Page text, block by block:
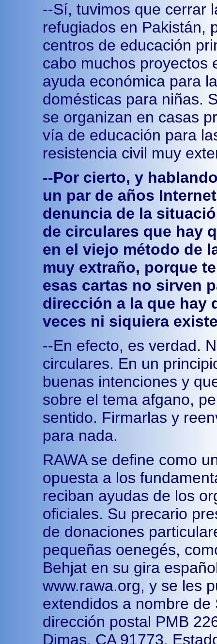
--Sí, tuvimos que cerrar
refugiados en Pakistán,
centros de educación
cabo muchos proyectos
ayuda económica para
domésticas para niñas.
se organizan en casas
vía de educación para
resistencia civil muy
--Por cierto, y
un par de años
denuncia de la
de circulares que hay
en el viejo método de
muy extraño, porque
esas cartas no sirven
dirección a la que hay
veces ni siquiera
--En efecto, es verdad.
circulares. En un
buenas intenciones y
sobre el tema afgano,
sentido. Firmarlas y
para nada.
RAWA se define como
opuesta a los
reciban ayudas de los
oficiales. Su precario
de donaciones
pequeñas oenegés,
Behjat en su gira
www.rawa.org, y se les
extendidos a nombre
dirección postal PMB
Dimas, CA 91773,